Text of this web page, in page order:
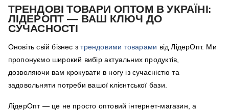
ТРЕНДОВІ ТОВАРИ ОПТОМ В УКРАЇНІ:
ЛІДЕРОПТ — ВАШ КЛЮЧ ДО
СУЧАСНОСТІ
Оновіть свій бізнес зтрендовими товарами від ЛідерОпт. Ми
пропонуємо широкий вибір актуальних продуктів,
дозволяючи вам крокувати в ногу із сучасністю та
задовольняти потреби вашої клієнтської бази.
ЛідерОпт — це не просто оптовий інтернет-магазин, а